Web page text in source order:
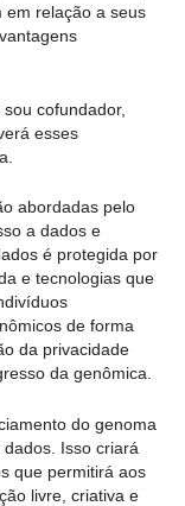
em relação a seus
cofundador,
esses
abordadas pelo
a dados e
é protegida por
e tecnologias que
de forma
da privacidade
da genômica.
do genoma
Isso criará
que permitirá aos
livre, criativa e